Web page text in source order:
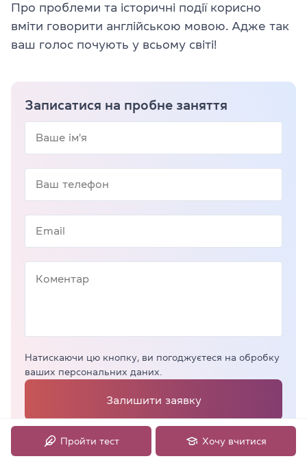
Про проблеми та історичні події корисно
вміти говорити англійською мовою. Адже так
ваш голос почують у всьому світі!
Записатися на пробне заняття
Натискаючи цю кнопку, ви погоджуєтеся на обробку
ваших персональних даних.
Залишити заявку
Пройти тест Хочу вчитися